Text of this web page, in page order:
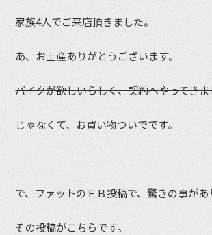
家族4人でご来店頂きました。
あ、お土産ありがとうございます。
バイクが欲しいらしく、契約へやってき
じゃなくて、お買い物ついでです。
で、ファットのＦＢ投稿で、驚きの事があ
その投稿がこちらです。